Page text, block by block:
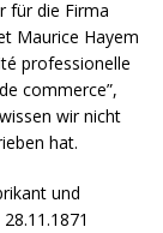
für die Firma
Maurice Hayem
professionelle
commerce”,
wir nicht
hat.
und